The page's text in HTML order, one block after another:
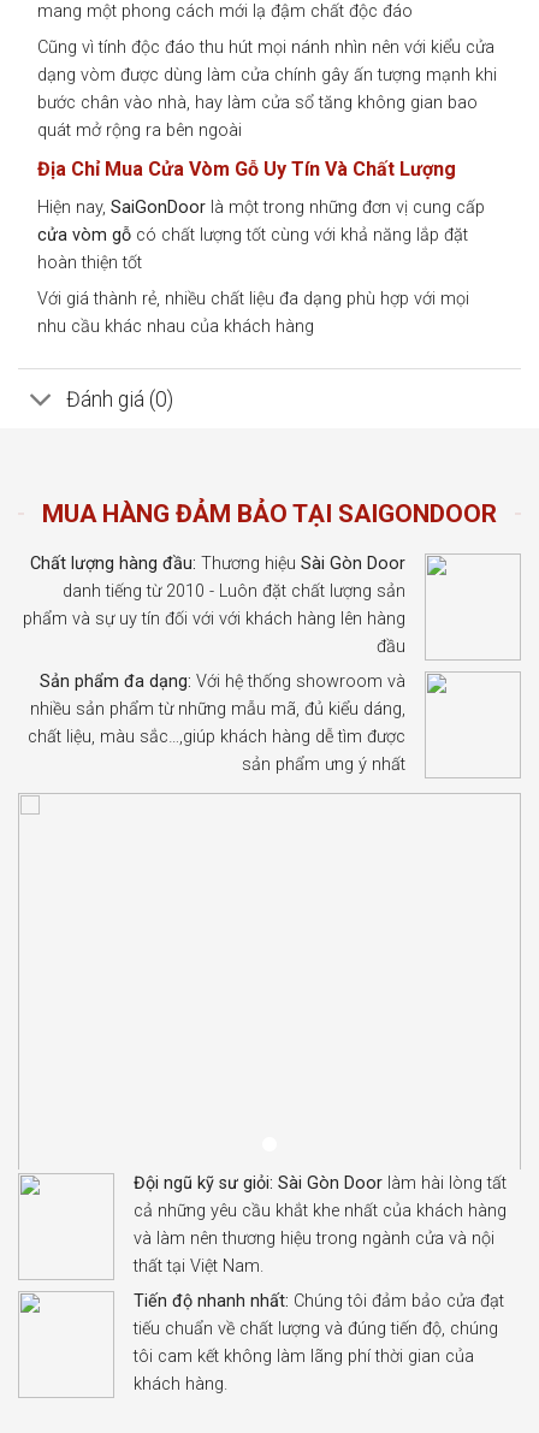
mang một phong cách mới lạ đậm chất độc đáo
Cũng vì tính độc đáo thu hút mọi nánh nhìn nên với kiểu cửa
dạng vòm được dùng làm cửa chính gây ấn tượng mạnh khi
bước chân vào nhà, hay làm cửa sổ tăng không gian bao
quát mở rộng ra bên ngoài
Địa Chỉ Mua Cửa Vòm Gỗ Uy Tín Và Chất Lượng
Hiện nay, SaiGonDoor là một trong những đơn vị cung cấp
cửa vòm gỗ có chất lượng tốt cùng với khả năng lắp đặt
hoàn thiện tốt
Với giá thành rẻ, nhiều chất liệu đa dạng phù hợp với mọi
nhu cầu khác nhau của khách hàng
Đánh giá (0)
MUA HÀNG ĐẢM BẢO TẠI SAIGONDOOR
Chất lượng hàng đầu: Thương hiệu Sài Gòn Door
danh tiếng từ 2010 - Luôn đặt chất lượng sản
phẩm và sự uy tín đối với với khách hàng lên hàng
đầu
Sản phẩm đa dạng: Với hệ thống showroom và
nhiều sản phẩm từ những mẫu mã, đủ kiểu dáng,
chất liệu, màu sắc…,giúp khách hàng dễ tìm được
sản phẩm ưng ý nhất
Đội ngũ kỹ sư giỏi: Sài Gòn Door làm hài lòng tất
cả những yêu cầu khắt khe nhất của khách hàng
và làm nên thương hiệu trong ngành cửa và nội
thất tại Việt Nam.
Tiến độ nhanh nhất: Chúng tôi đảm bảo cửa đạt
tiếu chuẩn về chất lượng và đúng tiến độ, chúng
tôi cam kết không làm lãng phí thời gian của
khách hàng.